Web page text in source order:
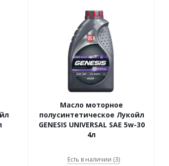
Масло моторное
полусинтетическое Лукойл
GENESIS UNIVERSAL SAE 5w-30
4л
Есть в наличии (3)